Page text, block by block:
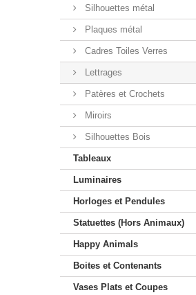
Silhouettes métal
Plaques métal
Cadres Toiles Verres
Lettrages
Patères et Crochets
Miroirs
Silhouettes Bois
Tableaux
Luminaires
Horloges et Pendules
Statuettes (Hors Animaux)
Happy Animals
Boites et Contenants
Vases Plats et Coupes